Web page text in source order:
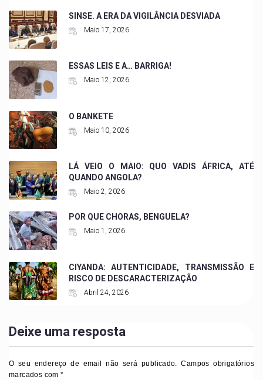
SINSE. A ERA DA VIGILÂNCIA DESVIADA
Maio 17, 2026
ESSAS LEIS E A… BARRIGA!
Maio 12, 2026
O BANKETE
Maio 10, 2026
LÁ VEIO O MAIO: QUO VADIS ÁFRICA, ATÉ
QUANDO ANGOLA?
Maio 2, 2026
POR QUE CHORAS, BENGUELA?
Maio 1, 2026
CIYANDA: AUTENTICIDADE, TRANSMISSÃO E
RISCO DE DESCARACTERIZAÇÃO
Abril 24, 2026
Deixe uma resposta
O seu endereço de email não será publicado. Campos obrigatórios
marcados com*